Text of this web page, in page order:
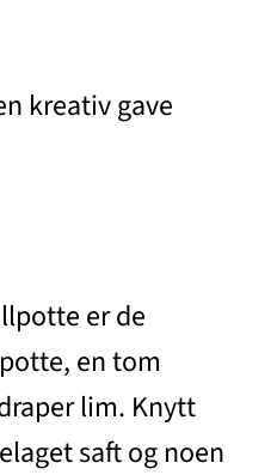
kreativ gave
er de
en tom
lim. Knytt
saft og noen